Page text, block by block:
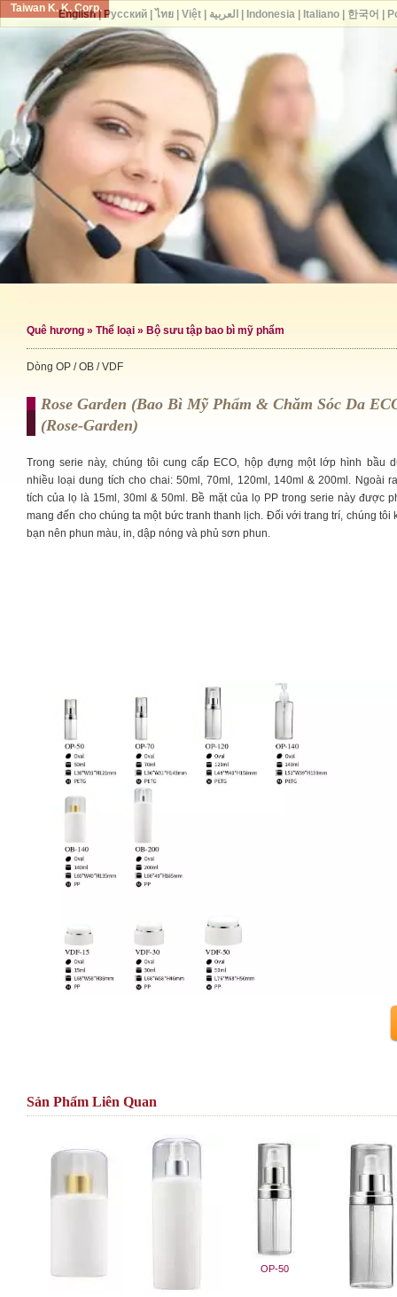
Taiwan K. K. Corp.
Quê hương » Thể loại » Bộ sưu tập bao bì mỹ phẩm
Dòng OP / OB / VDF
Rose Garden (Bao Bì Mỹ Phẩm & Chăm Sóc Da
(rose-Garden)
Trong serie này, chúng tôi cung cấp ECO, hộp đựng một lớp hình bầu
nhiều loại dung tích cho chai: 50ml, 70ml, 120ml, 140ml & 200ml. Ngoài
tích của lọ là 15ml, 30ml & 50ml. Bề mặt của lọ PP trong serie này được
mang đến cho chúng ta một bức tranh thanh lịch. Đối với trang trí, chúng tôi
bạn nên phun màu, in, dập nóng và phủ sơn phun.
Sản Phẩm Liên Quan
OP-50
English| Русский| ไทย| Việt| العربية Indonesia| Italiano| 한국어